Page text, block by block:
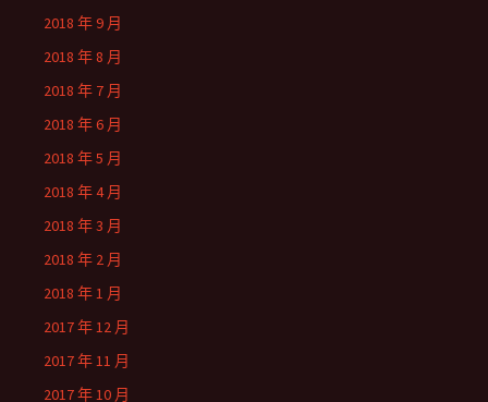
2018 年 9 月
2018 年 8 月
2018 年 7 月
2018 年 6 月
2018 年 5 月
2018 年 4 月
2018 年 3 月
2018 年 2 月
2018 年 1 月
2017 年 12 月
2017 年 11 月
2017 年 10 月